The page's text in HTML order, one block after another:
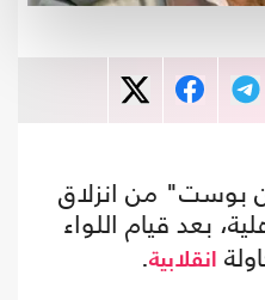
بوست" من انزلاق
بعد قيام اللواء
انقلابية.